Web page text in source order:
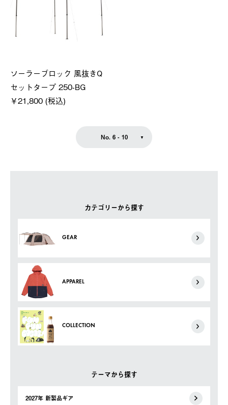
カテゴリーから探す
GEAR
APPAREL
COLLECTION
テーマから探す
2027年 新製品ギア
ソーラーブロック 風抜きQ
セットタープ 250-BG
￥21,800 (税込)
No. 6 - 10